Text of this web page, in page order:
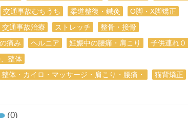
交通事故むちうち 柔道整復・鍼灸
O脚・X脚矯正
交通事故治療 ストレッチ
整骨・接骨
痛み ヘルニア 妊娠中の腰痛・肩こり
子供連れＯ
整体
整体・カイロ・マッサージ・肩こり・腰痛・
猫背矯正
(0)